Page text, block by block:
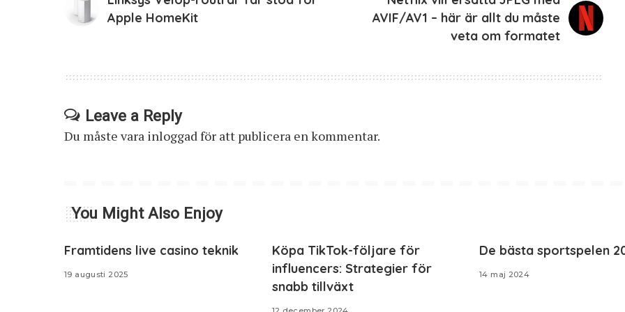
Apple HomeKit
AVIF/AV1 – här är allt du måste
veta om formatet
Leave a Reply
Du måste vara inloggad för att publicera en kommentar.
You Might Also Enjoy
Framtidens live casino teknik
19 augusti 2025
Köpa TikTok-följare för
influencers: Strategier för
snabb tillväxt
De bästa sportspelen
14 maj 2024